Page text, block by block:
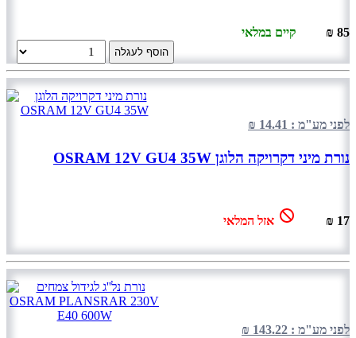
85 ₪ קיים במלאי
הוסף לעגלה
לפני מע"מ : 14.41 ₪
נורת מיני דקרויקה הלוגן OSRAM 12V GU4 35W
17 ₪ אזל המלאי
לפני מע"מ : 143.22 ₪